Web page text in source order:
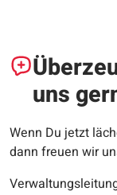
uns
Wenn Du jetzt
dann freuen wir